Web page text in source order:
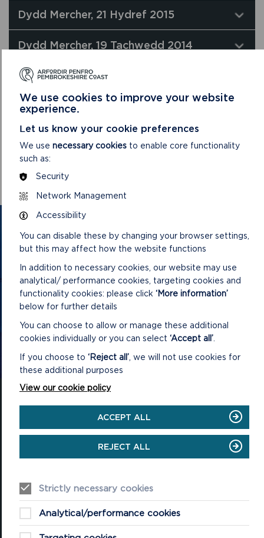
Dydd Mercher, 21 Hydref 2015
Dydd Mercher, 19 Tachwedd 2014
Dydd Mercher, 21 Awst 2013
Dydd Mercher, 18 Rhagfyr 2012
Dydd Mercher, 14 Tachwedd 2012
CYSYLLTU Â NI
Cysylltwch â ni a chofrestrwch eich manylion
i gael y diweddariadau diweddaraf ar yr hyn
sy'n digwydd ym Mharc Cenedlaethol
Arfordir Penfro
CYSYLLTU
Â
Doc Penfro
(Rydym yn croesawu galwadau yn Gymraeg)
Tel: 01646 624800
Email: gwybodaeth@arfordirpenfro.org.uk
We use cookies to improve your website
experience.
Let us know your cookie preferences
We use necessary cookies to enable core functionality
such as:
Security
Network Management
Accessibility
You can disable these by changing your browser settings,
but this may affect how the website functions
In addition to necessary cookies, our website may use
analytical/ performance cookies, targeting cookies and
functionality cookies: please click ‘More information’
below for further details
You can choose to allow or manage these additional
cookies individually or you can select ‘Accept all’.
If you choose to ‘Reject all’, we will not use cookies for
these additional purposes
View our cookie policy
ACCEPT ALL
REJECT ALL
Strictly necessary cookies
Analytical/performance cookies